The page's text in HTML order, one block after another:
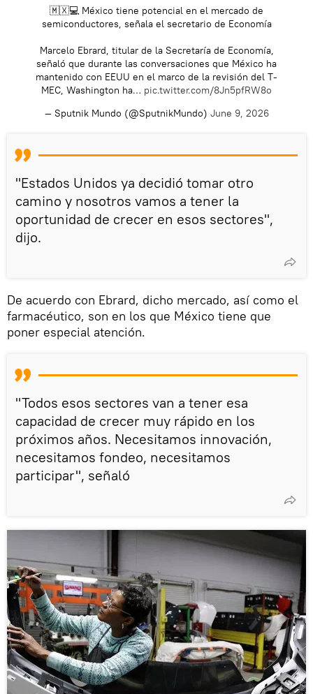
🇲🇽💻 México tiene potencial en el mercado de
semiconductores, señala el secretario de Economía
Marcelo Ebrard, titular de la Secretaría de Economía,
señaló que durante las conversaciones que México ha
mantenido con EEUU en el marco de la revisión del T-
MEC, Washington ha… pic.twitter.com/8Jn5pfRW8o
— Sputnik Mundo (@SputnikMundo) June 9, 2026
"Estados Unidos ya decidió tomar otro
camino y nosotros vamos a tener la
oportunidad de crecer en esos sectores",
dijo.
De acuerdo con Ebrard, dicho mercado, así como el
farmacéutico, son en los que México tiene que
poner especial atención.
"Todos esos sectores van a tener esa
capacidad de crecer muy rápido en los
próximos años. Necesitamos innovación,
necesitamos fondeo, necesitamos
participar", señaló